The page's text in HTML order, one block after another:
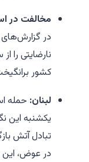
مخالفت در
در
نارضایتی را
کشور
لبنان: حمله
یکشنبه این
تبادل آتش
در عوض، این